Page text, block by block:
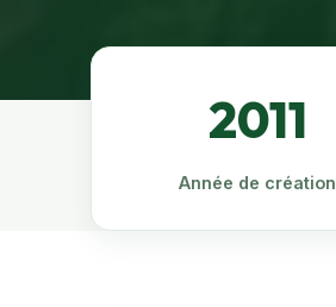
2011
Année de création